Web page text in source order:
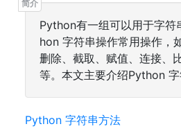
Python有一组可以用于字符
hon 字符串操作常用操作，
删除、截取、赋值、连接、
等。本文主要介绍Python
Python 字符串方法